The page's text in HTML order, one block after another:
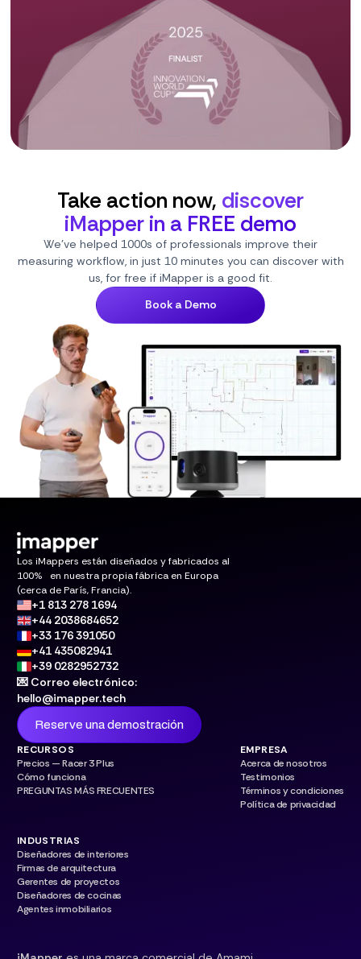
Take action now, discover
iMapper in a FREE demo
We've helped 1000s of professionals improve their
measuring workflow, in just 10 minutes you can discover with
us, for free if iMapper is a good fit.
Book a Demo
Los iMappers están diseñados y fabricados al
100% en nuestra propia fábrica en Europa
(cerca de París, Francia).
+1 813 278 1694
+44 2038684652
+33 176 391050
+41 435082941
+39 0282952732
💌 Correo electrónico:
hello@imapper.tech
Reserve una demostración
RECURSOS
Precios — Racer 3 Plus
Cómo funciona
PREGUNTAS MÁS FRECUENTES
EMPRESA
Acerca de nosotros
Testimonios
Términos y condiciones
Política de privacidad
INDUSTRIAS
Diseñadores de interiores
Firmas de arquitectura
Gerentes de proyectos
Diseñadores de cocinas
Agentes inmobiliarios